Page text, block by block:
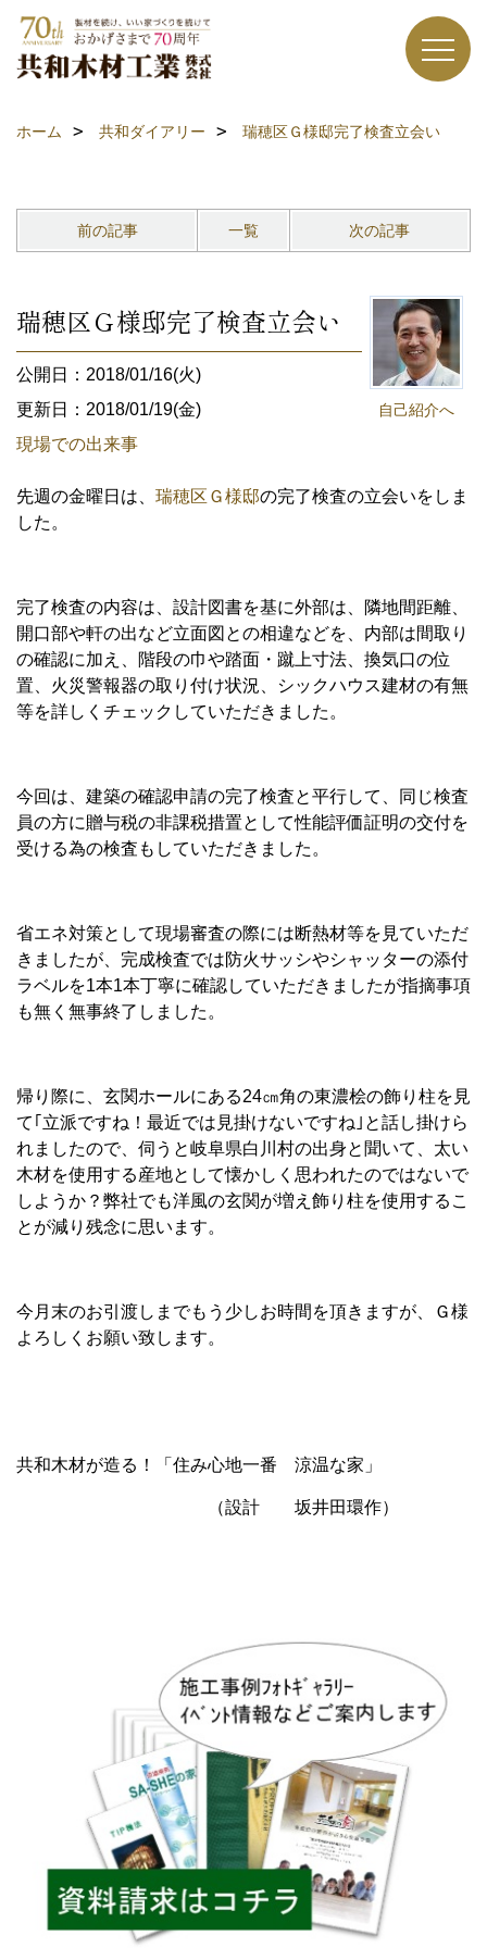
ホーム 共和ダイアリー 瑞穂区Ｇ様邸完了検査立会い
前の記事 一覧 次の記事
自己紹介へ
瑞穂区Ｇ様邸完了検査立会い
公開日：2018/01/16(火)
更新日：2018/01/19(金)
現場での出来事
先週の金曜日は、 瑞穂区Ｇ様邸の完了検査の立会いをしま
した。
完了検査の内容は、設計図書を基に外部は、隣地間距離、
開口部や軒の出など立面図との相違などを、内部は間取り
の確認に加え、階段の巾や踏面・蹴上寸法、換気口の位
置、火災警報器の取り付け状況、シックハウス建材の有無
等を詳しくチェックしていただきました。
今回は、建築の確認申請の完了検査と平行して、同じ検査
員の方に贈与税の非課税措置として性能評価証明の交付を
受ける為の検査もしていただきました。
省エネ対策として現場審査の際には断熱材等を見ていただ
きましたが、完成検査では防火サッシやシャッターの添付
ラベルを1本1本丁寧に確認していただきましたが指摘事項
も無く無事終了しました。
帰り際に、玄関ホールにある24㎝角の東濃桧の飾り柱を見
て｢立派ですね！最近では見掛けないですね｣と話し掛けら
れましたので、伺うと岐阜県白川村の出身と聞いて、太い
木材を使用する産地として懐かしく思われたのではないで
しようか？弊社でも洋風の玄関が増え飾り柱を使用するこ
とが減り残念に思います。
今月末のお引渡しまでもう少しお時間を頂きますが、Ｇ様
よろしくお願い致します。
共和木材が造る！「住み心地一番 涼温な家」
（設計 坂井田環作）